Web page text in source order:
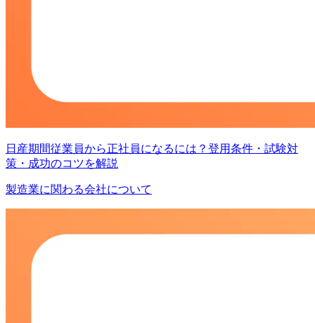
日産期間従業員から正社員になるには？登用条件・試験対
策・成功のコツを解説
製造業に関わる会社について